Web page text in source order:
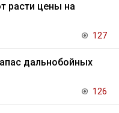
расти цены на
127
дальнобойных
126